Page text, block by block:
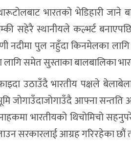
भारतको भेडिहारी जाने
सहेरै स्थानीयले कल्भर्ट
नदीमा पुल नहुँदा किनमेलका
समेत सुस्ताका बालबालिका
उठाउँदै भारतीय पक्षले
जोगाउँदाजोगाउँदै आफ्ना सन्तति
भारतीयको थिचोमिचो
सरकारलाई आग्रह गरिरहेका